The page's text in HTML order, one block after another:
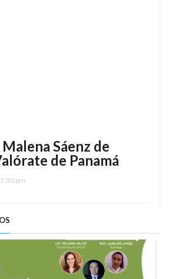
Sáenz de
de Panamá
7:30 pm